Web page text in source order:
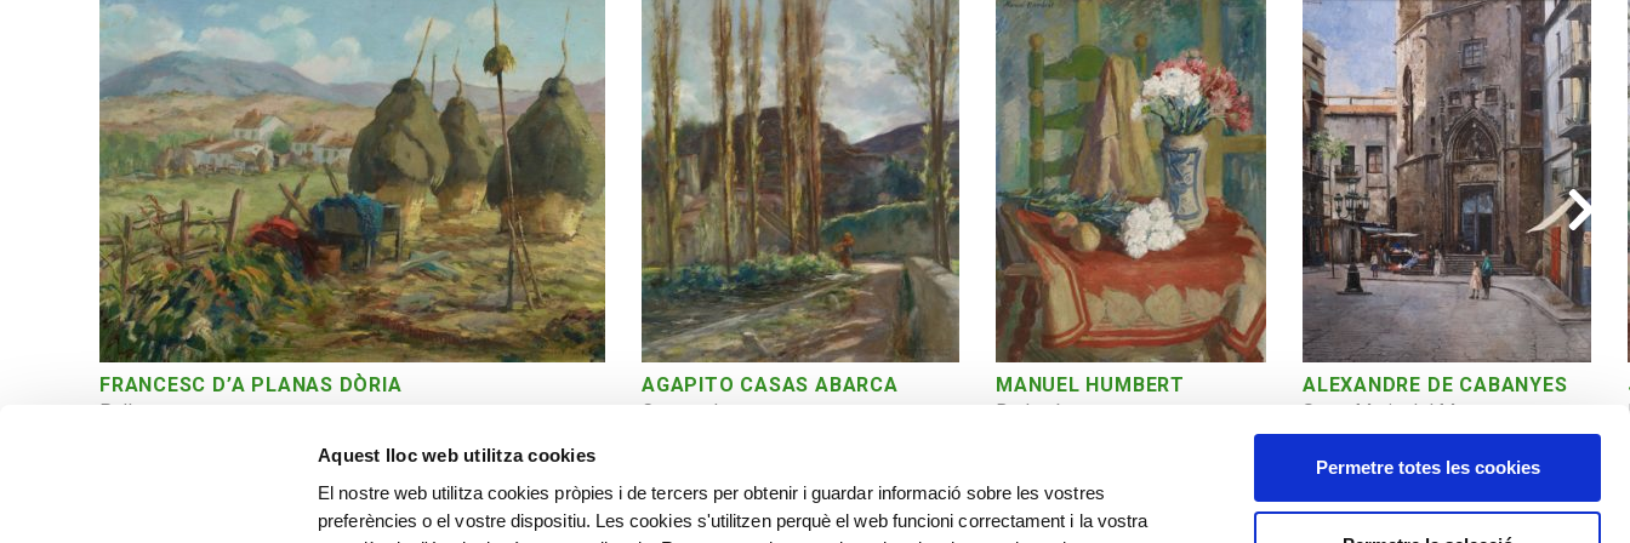
Aquest lloc web utilitza cookies
El nostre web utilitza cookies pròpies i de tercers per obtenir i guardar informació sobre les vostres
preferències o el vostre dispositiu. Les cookies s'utilitzen perquè el web funcioni correctament i la vostra
Permetre totes les cookies
FRANCESC D’A PLANAS DÒRIA
Pallers
AGAPITO CASAS ABARCA
Camprodon
MANUEL HUMBERT
Bodegón
ALEXANDRE DE CABANYES
Santa Maria del Mar